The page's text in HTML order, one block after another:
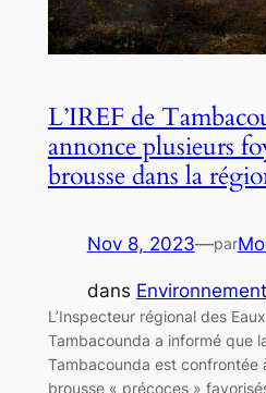
L’IREF de
annonce plusieurs
brousse dans la
Nov 8, 2023—par
dans Environnement
L’Inspecteur régional des
Tambacounda a informé que
Tambacounda est
brousse « précoces »